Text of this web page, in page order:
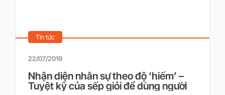
Tin tức
22/07/2019
Nhận diện nhân sự theo độ ‘hiếm’ –
Tuyệt kỹ của sếp giỏi để dùng người